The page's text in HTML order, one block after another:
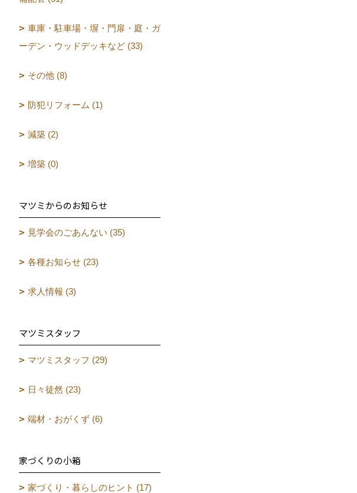
車庫・駐車場・塀・門扉・庭・ガ
ーデン・ウッドデッキなど (33)
その他 (8)
防犯リフォーム (1)
減築 (2)
増築 (0)
マツミからのお知らせ
見学会のごあんない (35)
各種お知らせ (23)
求人情報 (3)
マツミスタッフ
マツミスタッフ (29)
日々徒然 (23)
端材・おがくず (6)
家づくりの小箱
家づくり・暮らしのヒント (17)